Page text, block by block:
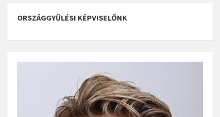
ORSZÁGGYŰLÉSI KÉPVISELŐNK